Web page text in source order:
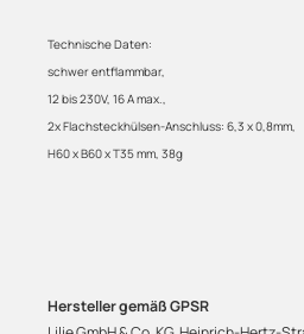
Technische Daten:
schwer entflammbar,
12 bis 230V, 16 A max.,
2x Flachsteckhülsen-Anschluss: 6,3 x 0,8mm,
H60 x B60 x T35 mm, 38g
Hersteller gemäß GPSR